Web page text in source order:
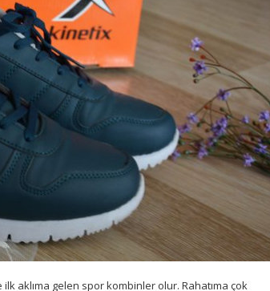
ilk aklıma gelen spor kombinler olur. Rahatıma çok